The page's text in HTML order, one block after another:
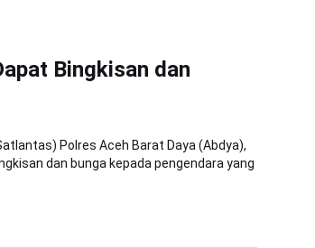
Bingkisan dan
Polres Aceh Barat Daya (Abdya),
dan bunga kepada pengendara yang